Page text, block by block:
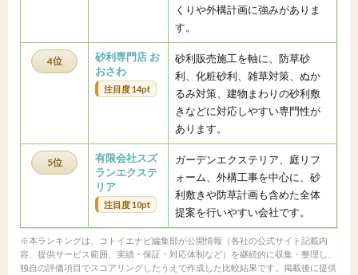
くりや外構計画に強みがありま
す。
4位
砂利専門店 お
おさわ
注目度 14pt
砂利販売施工を軸に、防草砂
利、化粧砂利、雑草対策、ぬか
るみ対策、建物まわりの砂利敷
きなどに対応しやすい専門性が
あります。
5位
有限会社スズ
ランエクステ
リア
注目度 10pt
ガーデンエクステリア、庭リフ
ォーム、外構工事を中心に、砂
利敷きや防草計画も含めた全体
提案を行いやすい会社です。
※本ランキングは、コトイエナビ編集部が公開情報（各社の公式サイト記載内
容、提供サービス範囲、実績・保証・対応体制など）を継続的に収集・整理し、
独自の評価項目でスコアリングしたうえで作成した比較結果です。掲載後に提供